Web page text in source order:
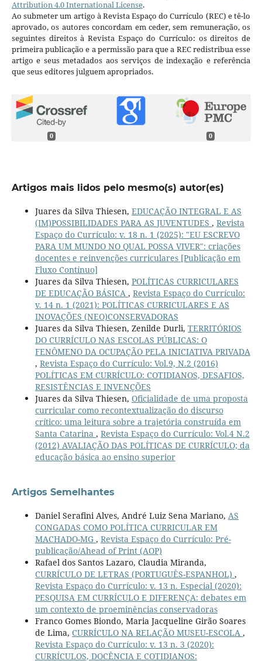
Attribution 4.0 International License.
Ao submeter um artigo à Revista Espaço do Currículo (REC) e tê-lo
aprovado, os autores concordam em ceder, sem remuneração, os
seguintes direitos à Revista Espaço do Currículo: os direitos de
primeira publicação e a permissão para que a REC redistribua esse
artigo e seus metadados aos serviços de indexação e referência
que seus editores julguem apropriados.
0 0
Artigos mais lidos pelo mesmo(s) autor(es)
Juares da Silva Thiesen, EDUCAÇÃO INTEGRAL E AS
(IM)POSSIBILIDADES PARA AS JUVENTUDES , Revista
Espaço do Currículo: v. 18 n. 1 (2025): "EU ESCREVO
PARA UM MUNDO NO QUAL POSSA VIVER": criações
docentes e reinvenções curriculares [Publicação em
Fluxo Contínuo]
Juares da Silva Thiesen, POLÍTICAS CURRICULARES
DE EDUCAÇÃO BÁSICA , Revista Espaço do Currículo:
v. 14 n. 1 (2021): POLÍTICAS CURRICULARES E AS
INOVAÇÕES (NEO)CONSERVADORAS
Juares da Silva Thiesen, Zenilde Durli, TERRITÓRIOS
DO CURRÍCULO NAS ESCOLAS PÚBLICAS: O
FENÔMENO DA OCUPAÇÃO PELA INICIATIVA PRIVADA
, Revista Espaço do Currículo: Vol.9, N.2 (2016)
POLÍTICAS EM CURRÍCULO: COTIDIANOS, DESAFIOS,
RESISTÊNCIAS E INVENÇÕES
Juares da Silva Thiesen, Oficialidade de uma proposta
curricular como recontextualização do discurso
crítico: uma leitura sobre a trajetória construída em
Santa Catarina , Revista Espaço do Currículo: Vol.4 N.2
(2012) AVALIAÇÃO DAS POLÍTICAS DE CURRÍCULO; da
educação básica ao ensino superior
Artigos Semelhantes
Daniel Serafini Alves, André Luiz Sena Mariano, AS
CONGADAS COMO POLÍTICA CURRICULAR EM
MACHADO-MG , Revista Espaço do Currículo: Pré-
publicação/Ahead of Print (AOP)
Rafael dos Santos Lazaro, Claudia Miranda,
CURRÍCULO DE LETRAS (PORTUGUÊS-ESPANHOL) ,
Revista Espaço do Currículo: v. 13 n. Especial (2020):
PESQUISA EM CURRÍCULO E DIFERENÇA: debates em
um contexto de proeminências conservadoras
Franco Gomes Biondo, Maria Jacqueline Girão Soares
de Lima, CURRÍCULO NA RELAÇÃO MUSEU-ESCOLA ,
Revista Espaço do Currículo: v. 13 n. 3 (2020):
CURRÍCULOS, DOCÊNCIA E COTIDIANOS: